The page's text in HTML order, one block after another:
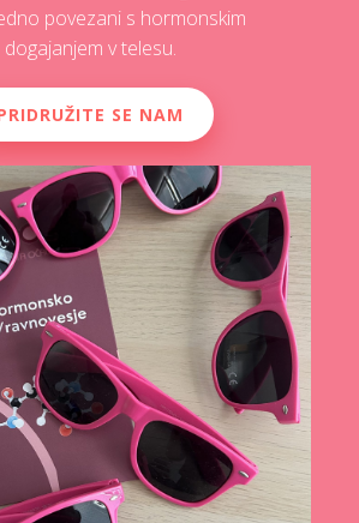
povezani s hormonskim
dogajanjem v telesu.
SE NAM